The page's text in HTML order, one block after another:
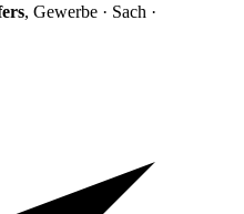
, Gewerbe · Sach ·